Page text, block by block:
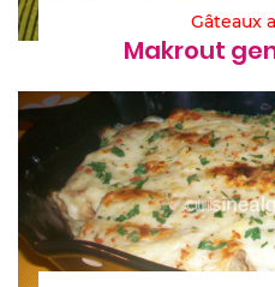
Gâteaux
Makrout